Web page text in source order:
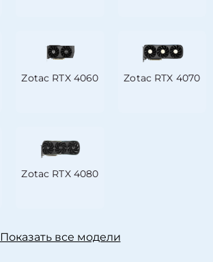
Zotac RTX 4060 Zotac RTX 4070
Zotac RTX 4080
Показать все модели